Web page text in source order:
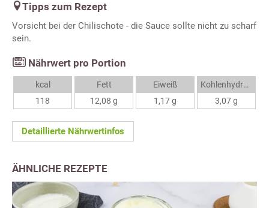
Tipps zum Rezept
Vorsicht bei der Chilischote - die Sauce sollte nicht zu scharf
sein.
Nährwert pro Portion
kcal
118
Fett
12,08 g
Eiweiß
1,17 g
Kohlenhydrate
3,07 g
Detaillierte Nährwertinfos
ÄHNLICHE REZEPTE